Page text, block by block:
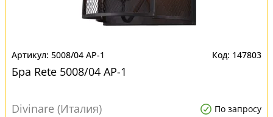
5008/04 AP-1 147803
Бра Rete 5008/04 AP-1
Divinare (Италия) По запросу